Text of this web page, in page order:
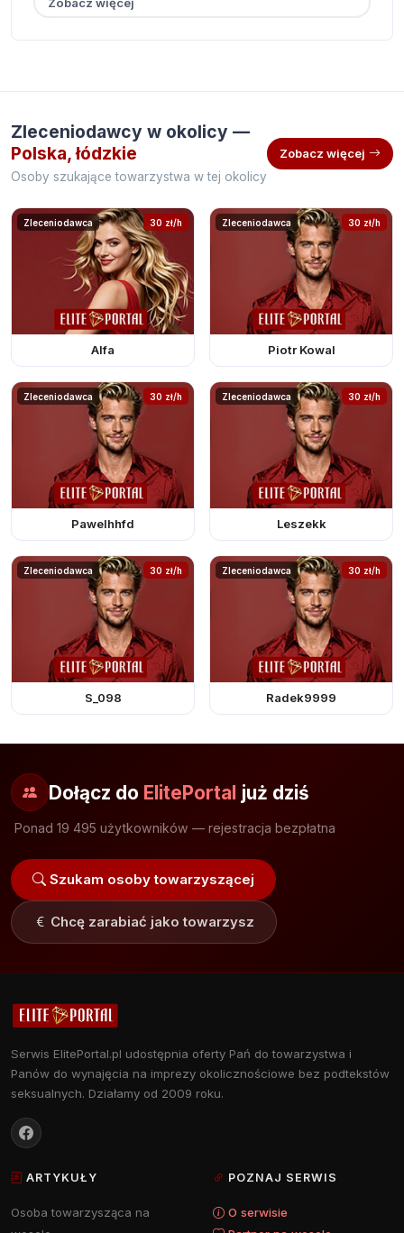
Zleceniodawcy w okolicy —
Polska, łódzkie
Osoby szukające towarzystwa w tej okolicy
Zobacz więcej
Zleceniodawca 30 zł/h
Alfa
Zleceniodawca 30 zł/h
Piotr Kowal
Zleceniodawca 30 zł/h
Pawelhhfd
Zleceniodawca 30 zł/h
Leszekk
Zleceniodawca 30 zł/h
S_098
Zleceniodawca 30 zł/h
Radek9999
Dołącz do ElitePortal już dziś
Ponad 19 495 użytkowników — rejestracja bezpłatna
Szukam osoby towarzyszącej
Chcę zarabiać jako towarzysz
Serwis ElitePortal.pl udostępnia oferty Pań do towarzystwa i
Panów do wynajęcia na imprezy okolicznościowe bez podtekstów
seksualnych. Działamy od 2009 roku.
ARTYKUŁY
Osoba towarzysząca na
POZNAJ SERWIS
O serwisie